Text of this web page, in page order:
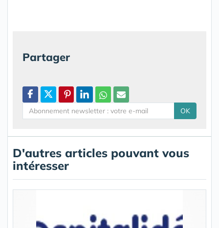
Partager
OK
D'autres articles pouvant vous
intéresser